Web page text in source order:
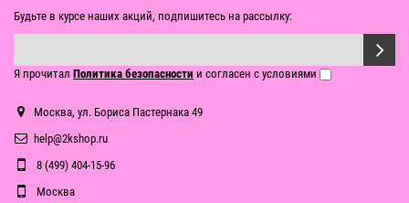
Будьте в курсе наших акций, подпишитесь на рассылку:
Я прочитал Политика безопасности и согласен с условиями
Москва, ул. Бориса Пастернака 49
help@2kshop.ru
8 (499) 404-15-96
Москва